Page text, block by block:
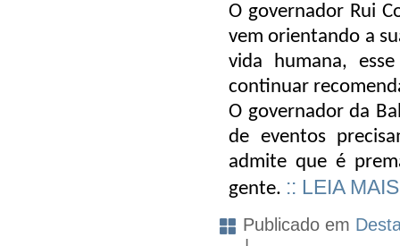
O governador Rui
vem orientando a
vida humana,
continuar
O governador da
de eventos
admite que é
gente. :: LEIA
Publicado em